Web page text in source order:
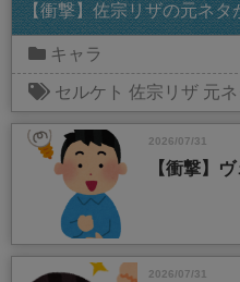
【衝撃】佐宗リザの元ネタ
キャラ
セルケト 佐宗リザ 元ネ
2026/07/31
【衝撃】
2026/07/31